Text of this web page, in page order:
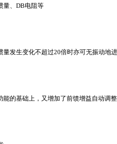
量、DB电阻等
量发生变化不超过20倍时亦可无振动地
的基础上，又增加了前馈增益自动调